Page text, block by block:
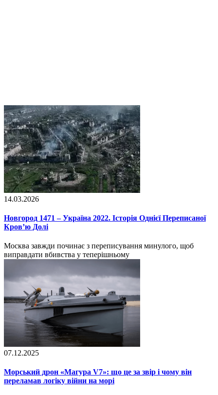
14.03.2026
Новгород 1471 – Україна 2022. Історія Однієї Переписаної
Кров’ю Долі
Москва завжди починає з переписування минулого, щоб
виправдати вбивства у теперішньому
07.12.2025
Морський дрон «Магура V7»: що це за звір і чому він
переламав логіку війни на морі